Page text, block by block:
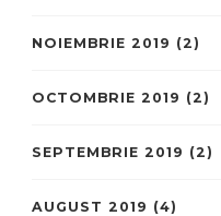
NOIEMBRIE 2019 (2)
OCTOMBRIE 2019 (2)
SEPTEMBRIE 2019 (2)
AUGUST 2019 (4)